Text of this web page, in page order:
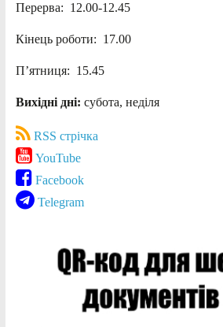
Перерва: 12.00-12.45
Кінець роботи: 17.00
П’ятниця: 15.45
Вихідні дні: субота, неділя
RSS стрічка
YouTube
Facebook
Telegram